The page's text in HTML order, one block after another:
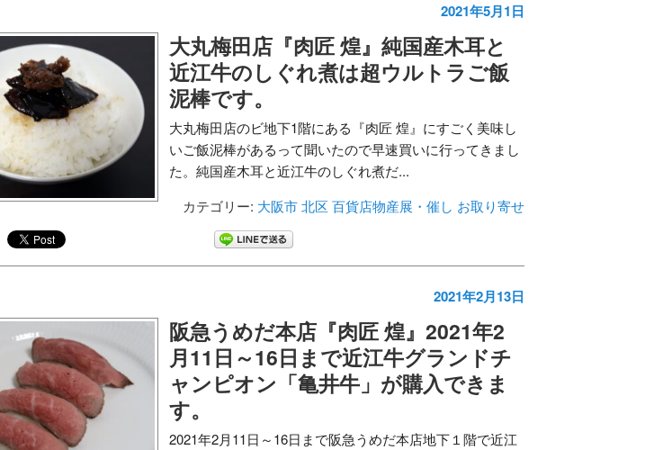
2021年5月1日
大丸梅田店『肉匠 煌』純国産木耳と
近江牛のしぐれ煮は超ウルトラご飯
泥棒です。
大丸梅田店のビ地下1階にある『肉匠 煌』にすごく美味し
いご飯泥棒があるって聞いたので早速買いに行ってきまし
た。純国産木耳と近江牛のしぐれ煮だ...
カテゴリー: 大阪市 北区 百貨店物産展・催し お取り寄せ
2021年2月13日
阪急うめだ本店『肉匠 煌』2021年2
月11日～16日まで近江牛グランドチ
ャンピオン「亀井牛」が購入できま
す。
2021年2月11日～16日まで阪急うめだ本店地下１階で近江